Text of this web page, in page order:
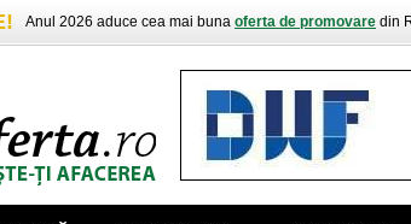
Anul 2026 aduce cea mai buna oferta de promovare din